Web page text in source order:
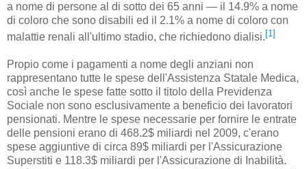
a nome di persone al di sotto dei 65 anni — il 14.9% a nome
di coloro che sono disabili ed il 2.1% a nome di coloro con
malattie renali all'ultimo stadio, che richiedono dialisi. [1]
Propio come i pagamenti a nome degli anziani non
rappresentano tutte le spese dell'Assistenza Statale Medica,
così anche le spese fatte sotto il titolo della Previdenza
Sociale non sono esclusivamente a beneficio dei lavoratori
pensionati. Mentre le spese necessarie per fornire le entrate
delle pensioni erano di 468.2$ miliardi nel 2009, c'erano
spese aggiuntive di circa 89$ miliardi per l'Assicurazione
Superstiti e 118.3$ miliardi per l'Assicurazione di Inabilità.